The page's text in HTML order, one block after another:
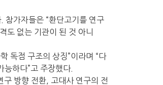
참가자들은 “환단고기를 연구
도 없는 기관이 된 것 아니
독점 구조의 상징”이라며 “다
하다”고 주장했다.
방향 전환, 고대사 연구의 전